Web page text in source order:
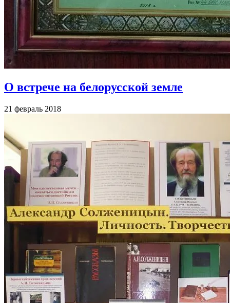
О встрече на белорусской земле
21 февраль 2018